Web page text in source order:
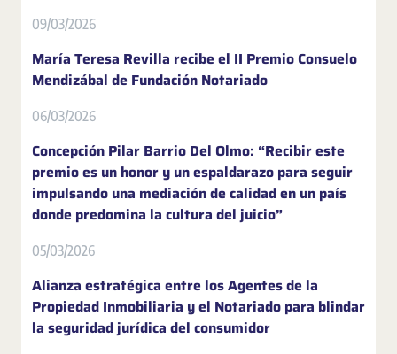
09/03/2026
María Teresa Revilla recibe el II Premio Consuelo
Mendizábal de Fundación Notariado
06/03/2026
Concepción Pilar Barrio Del Olmo: “Recibir este
premio es un honor y un espaldarazo para seguir
impulsando una mediación de calidad en un país
donde predomina la cultura del juicio”
05/03/2026
Alianza estratégica entre los Agentes de la
Propiedad Inmobiliaria y el Notariado para blindar
la seguridad jurídica del consumidor